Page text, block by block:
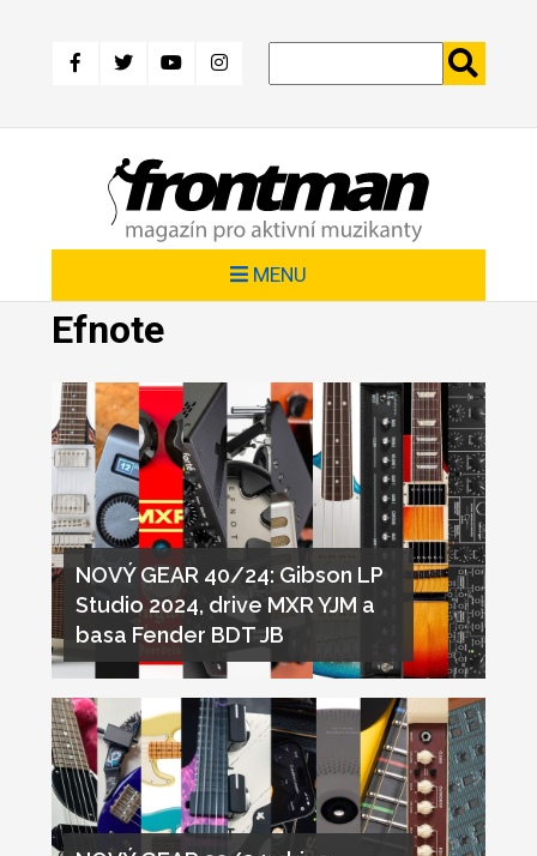
hlavnímu
MENU
Efnote
NOVÝ GEAR 40/24: Gibson LP
Studio 2024, drive MXR YJM a
basa Fender BDT JB